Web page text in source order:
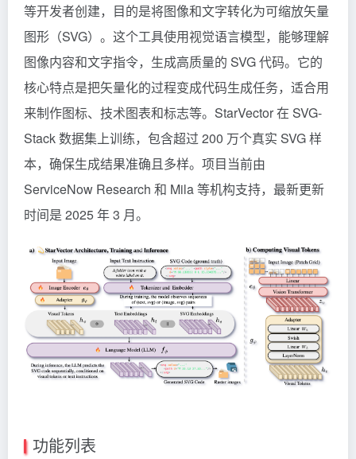
等开发者创建，目的是将图像和文字转化为可缩放矢量
图形（SVG）。这个工具使用视觉语言模型，能够理解
图像内容和文字指令，生成高质量的 SVG 代码。它的
核心特点是把矢量化的过程变成代码生成任务，适合用
来制作图标、技术图表和标志等。StarVector 在 SVG-
Stack 数据集上训练，包含超过 200 万个真实 SVG 样
本，确保生成结果准确且多样。项目当前由
ServiceNow Research 和 Mila 等机构支持，最新更新
时间是 2025 年 3 月。
功能列表